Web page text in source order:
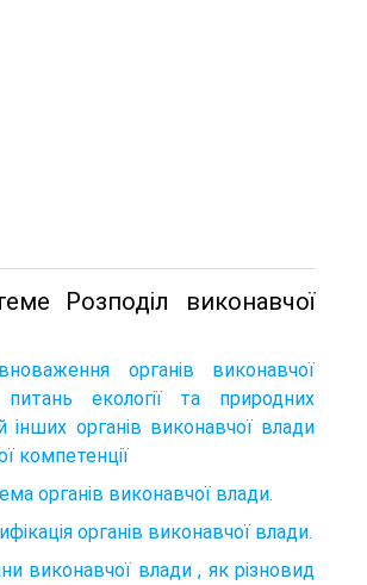
Розподіл виконавчої
органів виконавчої
екології та природних
інших органів виконавчої влади
компетенції
органів виконавчої влади.
органів виконавчої влади.
виконавчої влади , як різновид